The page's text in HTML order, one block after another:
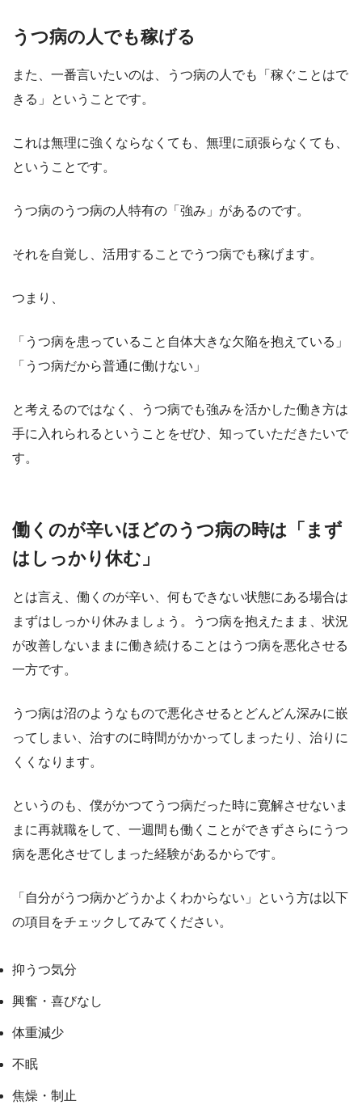
うつ病の人でも稼げる
また、一番言いたいのは、
うつ病の人でも「稼ぐことはで
きる」
ということです。
これは無理に強くならなくても、無理に頑張らなくても、
ということです。
うつ病のうつ病の人特有の「強み」があるのです。
それを自覚し、活用することでうつ病でも稼げます。
つまり、
「うつ病を患っていること自体大きな欠陥を抱えている」
「うつ病だから普通に働けない」
と考えるのではなく、うつ病でも強みを活かした働き方は
手に入れられるということをぜひ、知っていただきたいで
す。
働くのが辛いほどのうつ病の時は「まず
はしっかり休む」
とは言え、 働くのが辛い、何もできない状態にある場合は
まずはしっかり休みましょう。
うつ病を抱えたまま、状況
が改善しないままに働き続けることはうつ病を悪化させる
一方です。
うつ病は沼のようなもので悪化させるとどんどん深みに嵌
ってしまい、治すのに時間がかかってしまったり、治りに
くくなります。
というのも、僕がかつてうつ病だった時に寛解させないま
まに再就職をして、一週間も働くことができずさらにうつ
病を悪化させてしまった経験があるからです。
「自分がうつ病かどうかよくわからない」という方は以下
の項目をチェックしてみてください。
抑うつ気分
興奮・喜びなし
体重減少
不眠
焦燥・制止